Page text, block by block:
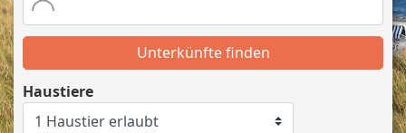
Unterkünfte finden
Haustiere